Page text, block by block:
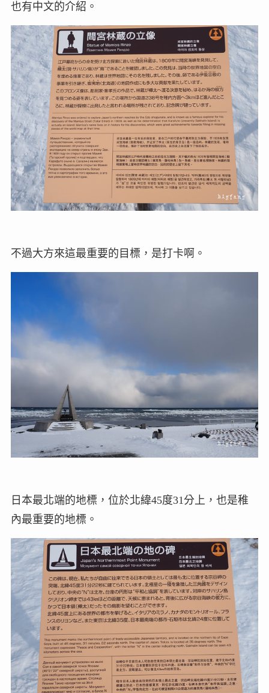
也有中文的介紹。
不過大方來這最重要的目標，是打卡啊。
日本最北端的地標，位於北緯45度31分上，也是稚
內最重要的地標。